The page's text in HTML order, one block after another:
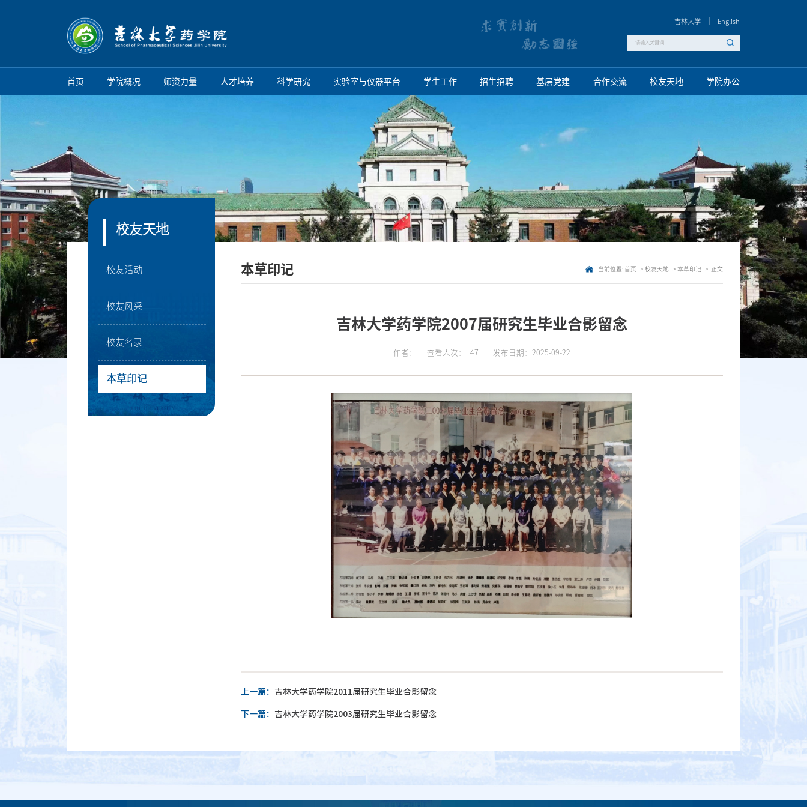
吉林大学 English
首页 学院概况 师资力量 人才培养 科学研究 实验室与仪器平台 学生工作 招生招聘 基层党建 合作交流 校友天地 学院办公
校友天地
校友活动
校友风采
校友名录
本草印记
本草印记 当前位置: 首页 校友天地 本草印记 正文
吉林大学药学院2007届研究生毕业合影留念
作者： 查看人次： 47 发布日期：2025-09-22
上一篇： 吉林大学药学院2011届研究生毕业合影留念
下一篇： 吉林大学药学院2003届研究生毕业合影留念